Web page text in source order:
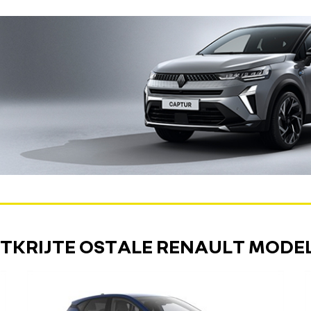
OSTALE RENAULT